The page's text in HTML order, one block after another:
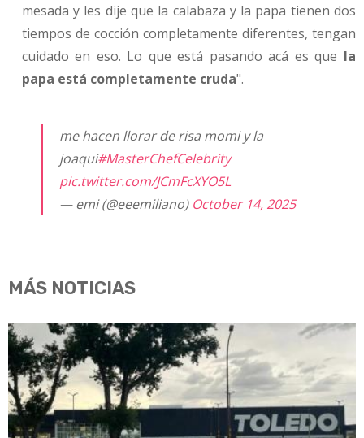
mesada y les dije que la calabaza y la papa tienen dos
tiempos de cocción completamente diferentes, tengan
cuidado en eso. Lo que está pasando acá es que la
papa está completamente cruda".
me hacen llorar de risa momi y la
joaqui#MasterChefCelebrity
pic.twitter.com/JCmFcXYO5L
— emi (@eeemiliano) October 14, 2025
MÁS NOTICIAS